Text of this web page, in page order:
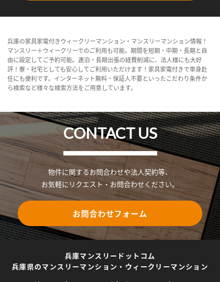
兵庫の家具家電付きウィークリーマンション・マンスリーマンション情報！
マンスリー＋ウィークリーでのご利用も可能。期間を短期・中期・長期と自
由に設定してご予約可能。連泊・長期出張の経費削減に、法人様にも大好
評！寮・社宅としても安心してご利用いただけます！家具家電付きで単身赴
任にも便利です。インターネット無料・保証人不要といったこだわり条件か
ら検索など様々な検索方法をご用意しています。
CONTACT US
物件に関するお問合わせや法人契約等、
お気軽にリクエスト・お問合わせください。
お問合わせフォーム
兵庫マンスリードットコム
兵庫県のマンスリーマンション・ウィークリーマンション